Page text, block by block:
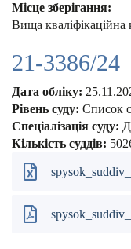
Місце зберігання:
Вища кваліфікаційна
21-3386/24
Дата обліку:
Рівень суду: Список
Спеціалізація суду:
Кількість суддів: